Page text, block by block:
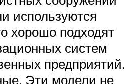
используются
хорошо подходят
систем
предприятий.
Эти модели не